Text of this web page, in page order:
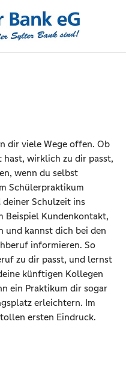
dir viele Wege offen. Ob
hast, wirklich zu dir passt,
wenn du selbst
Schülerpraktikum
Schulzeit ins
Beispiel Kundenkontakt,
und kannst dich bei den
informieren. So
zu dir passt, und lernst
künftigen Kollegen
ein Praktikum dir sogar
erleichtern. Im
ersten Eindruck.